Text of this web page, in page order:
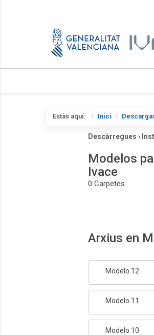
Estàs aquí: Inici
Descàrregues ›
Modelos
Ivace
0 Carpetes
Arxius en
Modelo 12
Modelo 11
Modelo 10